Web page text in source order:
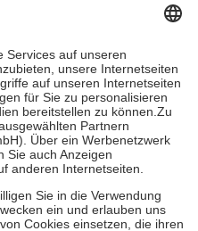
in Höhe von zehn
nie mehr als die tatsächlichen
für Online-Apotheken.
beträgt die
sowie zehn Euro je
für ihre eigene Gesundheit zu
der Familie zu unterstützen,
vollendeten 18. Lebensjahr